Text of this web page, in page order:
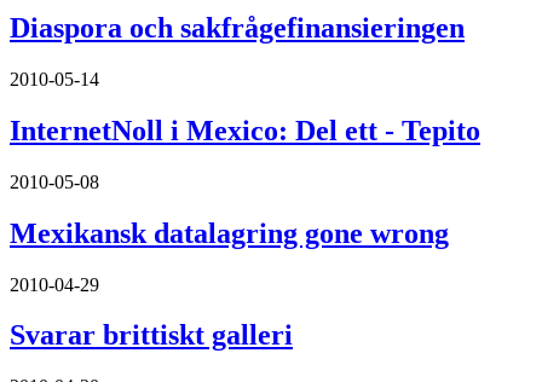
Diaspora och sakfrågefinansieringen
2010-05-14
InternetNoll i Mexico: Del ett - Tepito
2010-05-08
Mexikansk datalagring gone wrong
2010-04-29
Svarar brittiskt galleri